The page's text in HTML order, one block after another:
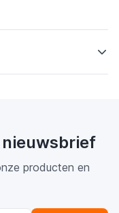
nieuwsbrief
producten en